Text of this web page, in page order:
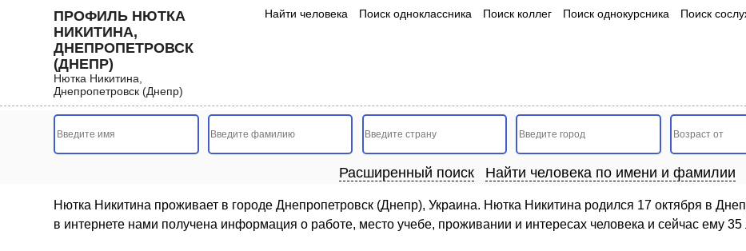
ПРОФИЛЬ НЮТКА
НИКИТИНА,
ДНЕПРОПЕТРОВСК
(ДНЕПР)
Нютка Никитина,
Днепропетровск (Днепр)
Найти человека Поиск одноклассника Поиск коллег Поиск однокурсника Поиск
Расширенный поиск Найти человека по имени и фамилии
Нютка Никитина проживает в городе Днепропетровск (Днепр), Украина. Нютка Никитина родился 17 октября в
в интернете нами получена информация о работе, место учебе, проживании и интересах человека и сейчас ему 35